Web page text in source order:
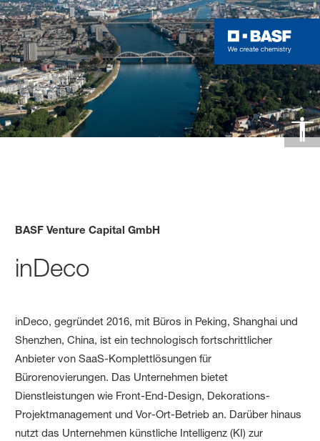
BASF Venture Capital GmbH
inDeco
inDeco, gegründet 2016, mit Büros in Peking, Shanghai und
Shenzhen, China, ist ein technologisch fortschrittlicher
Anbieter von SaaS-Komplettlösungen für
Bürorenovierungen. Das Unternehmen bietet
Dienstleistungen wie Front-End-Design, Dekorations-
Projektmanagement und Vor-Ort-Betrieb an. Darüber hinaus
nutzt das Unternehmen künstliche Intelligenz (KI) zur